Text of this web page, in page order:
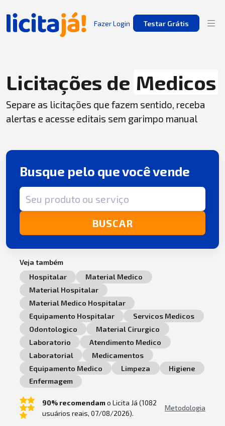
Fazer Login Testar Grátis
Licitações de Medicos
Separe as licitações que fazem sentido, receba
alertas e acesse editais sem garimpo manual
Busque pelo que você vende
Termo de busca
BUSCAR
Veja também
Hospitalar
Material Medico
Material Hospitalar
Material Medico Hospitalar
Equipamento Hospitalar
Servicos Medicos
Odontologico
Material Cirurgico
Laboratorio
Atendimento Medico
Laboratorial
Medicamentos
Equipamento Medico
Limpeza
Higiene
Enfermagem
90% recomendamo Licita Já (1082
usuários reais, 07/08/2026).
Metodologia